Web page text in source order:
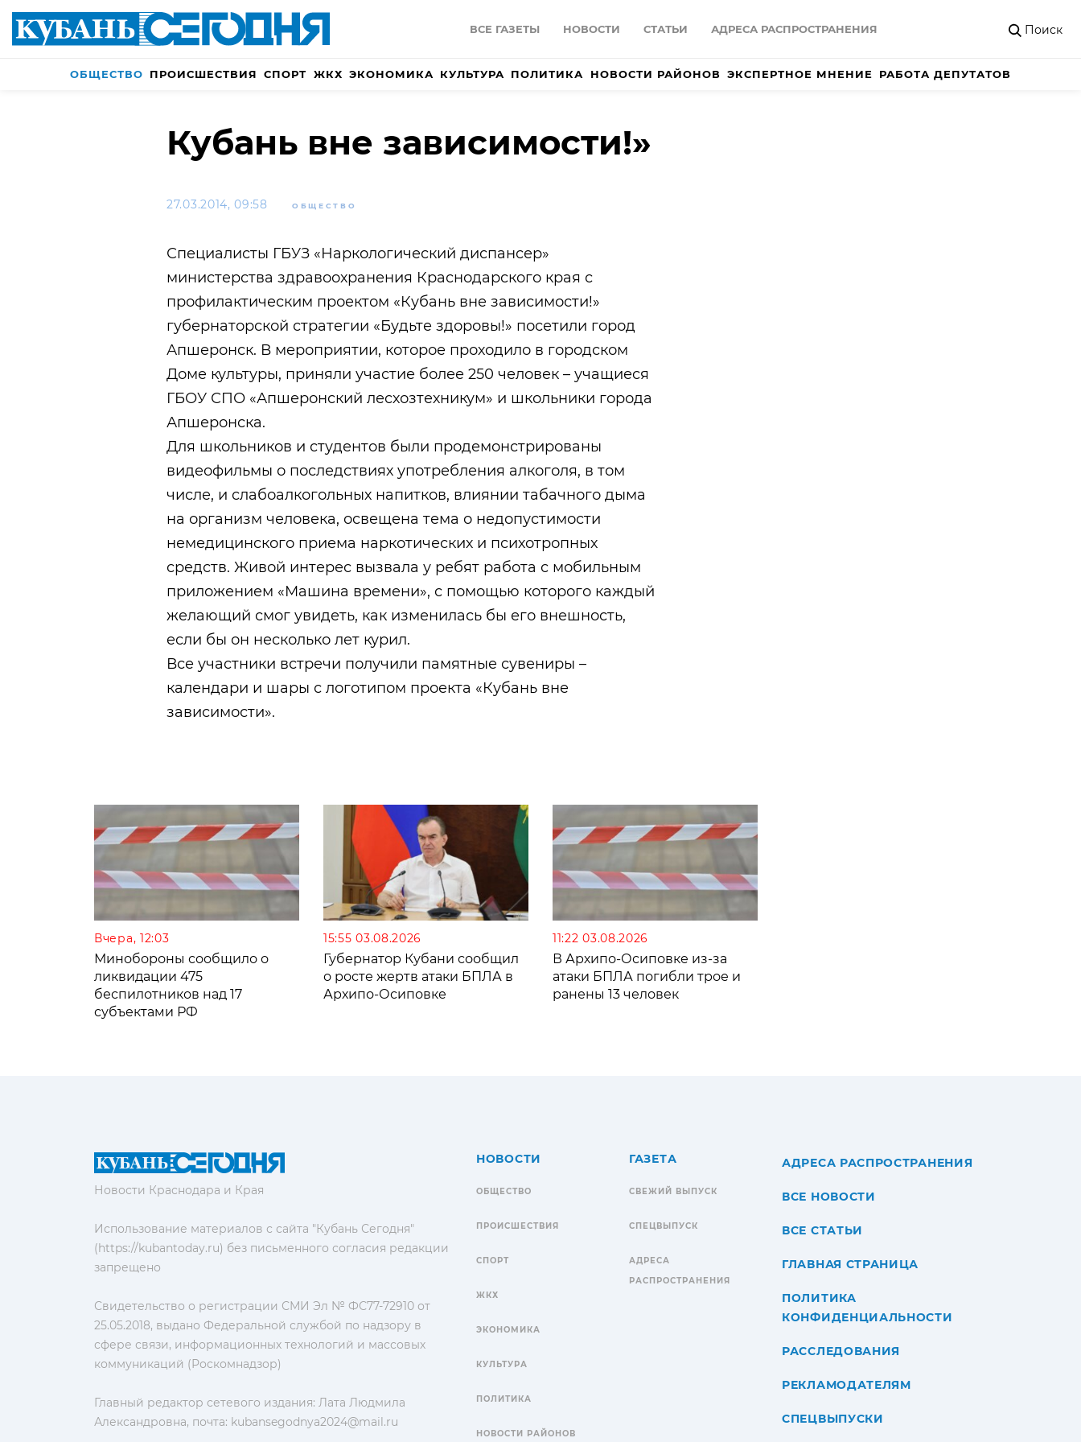
ВСЕ ГАЗЕТЫ НОВОСТИ СТАТЬИ АДРЕСА РАСПРОСТРАНЕНИЯ Поиск
ОБЩЕСТВО ПРОИСШЕСТВИЯ СПОРТ ЖКХ ЭКОНОМИКА КУЛЬТУРА ПОЛИТИКА НОВОСТИ РАЙОНОВ ЭКСПЕРТНОЕ МНЕНИЕ РАБОТА ДЕПУТАТОВ
Кубань вне зависимости!»
27.03.2014, 09:58 ОБЩЕСТВО
Специалисты ГБУЗ «Наркологический диспансер»
министерства здравоохранения Краснодарского края с
профилактическим проектом «Кубань вне зависимости!»
губернаторской стратегии «Будьте здоровы!» посетили город
Апшеронск. В мероприятии, которое проходило в городском
Доме культуры, приняли участие более 250 человек – учащиеся
ГБОУ СПО «Апшеронский лесхозтехникум» и школьники города
Апшеронска.
Для школьников и студентов были продемонстрированы
видеофильмы о последствиях употребления алкоголя, в том
числе, и слабоалкогольных напитков, влиянии табачного дыма
на организм человека, освещена тема о недопустимости
немедицинского приема наркотических и психотропных
средств. Живой интерес вызвала у ребят работа с мобильным
приложением «Машина времени», с помощью которого каждый
желающий смог увидеть, как изменилась бы его внешность,
если бы он несколько лет курил.
Все участники встречи получили памятные сувениры –
календари и шары с логотипом проекта «Кубань вне
зависимости».
Вчера, 12:03
Минобороны сообщило о
ликвидации 475
беспилотников над 17
субъектами РФ
15:55 03.08.2026
Губернатор Кубани сообщил
о росте жертв атаки БПЛА в
Архипо-Осиповке
11:22 03.08.2026
В Архипо-Осиповке из-за
атаки БПЛА погибли трое и
ранены 13 человек
Новости Краснодара и Края
Использование материалов с сайта "Кубань Сегодня"
(https://kubantoday.ru) без письменного согласия редакции
запрещено
Свидетельство о регистрации СМИ Эл № ФС77-72910 от
25.05.2018, выдано Федеральной службой по надзору в
сфере связи, информационных технологий и массовых
коммуникаций (Роскомнадзор)
Главный редактор сетевого издания: Лата Людмила
Александровна, почта: kubansegodnya2024@mail.ru
НОВОСТИ
ОБЩЕСТВО
ПРОИСШЕСТВИЯ
СПОРТ
ЖКХ
ЭКОНОМИКА
КУЛЬТУРА
ПОЛИТИКА
НОВОСТИ РАЙОНОВ
ГАЗЕТА
СВЕЖИЙ ВЫПУСК
СПЕЦВЫПУСК
АДРЕСА
РАСПРОСТРАНЕНИЯ
АДРЕСА РАСПРОСТРАНЕНИЯ
ВСЕ НОВОСТИ
ВСЕ СТАТЬИ
ГЛАВНАЯ СТРАНИЦА
ПОЛИТИКА
КОНФИДЕНЦИАЛЬНОСТИ
РАССЛЕДОВАНИЯ
РЕКЛАМОДАТЕЛЯМ
СПЕЦВЫПУСКИ